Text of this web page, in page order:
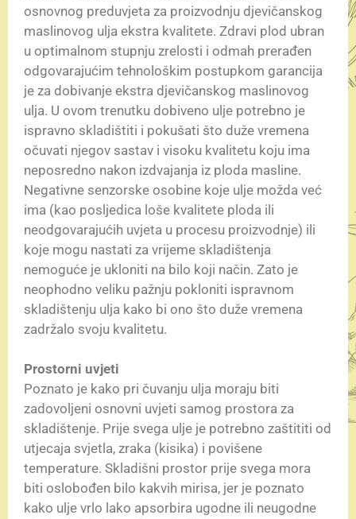
osnovnog preduvjeta za proizvodnju djevičanskog
maslinovog ulja ekstra kvalitete. Zdravi plod ubran
u optimalnom stupnju zrelosti i odmah prerađen
odgovarajućim tehnološkim postupkom garancija
je za dobivanje ekstra djevičanskog maslinovog
ulja. U ovom trenutku dobiveno ulje potrebno je
ispravno skladištiti i pokušati što duže vremena
očuvati njegov sastav i visoku kvalitetu koju ima
neposredno nakon izdvajanja iz ploda masline.
Negativne senzorske osobine koje ulje možda već
ima (kao posljedica loše kvalitete ploda ili
neodgovarajućih uvjeta u procesu proizvodnje) ili
koje mogu nastati za vrijeme skladištenja
nemoguće je ukloniti na bilo koji način. Zato je
neophodno veliku pažnju pokloniti ispravnom
skladištenju ulja kako bi ono što duže vremena
zadržalo svoju kvalitetu.
Prostorni uvjeti
Poznato je kako pri čuvanju ulja moraju biti
zadovoljeni osnovni uvjeti samog prostora za
skladištenje. Prije svega ulje je potrebno zaštititi od
utjecaja svjetla, zraka (kisika) i povišene
temperature. Skladišni prostor prije svega mora
biti oslobođen bilo kakvih mirisa, jer je poznato
kako ulje vrlo lako apsorbira ugodne ili neugodne